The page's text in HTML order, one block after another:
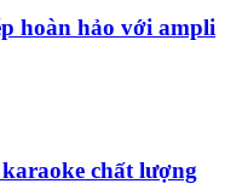
hoàn hảo với ampli
chất lượng